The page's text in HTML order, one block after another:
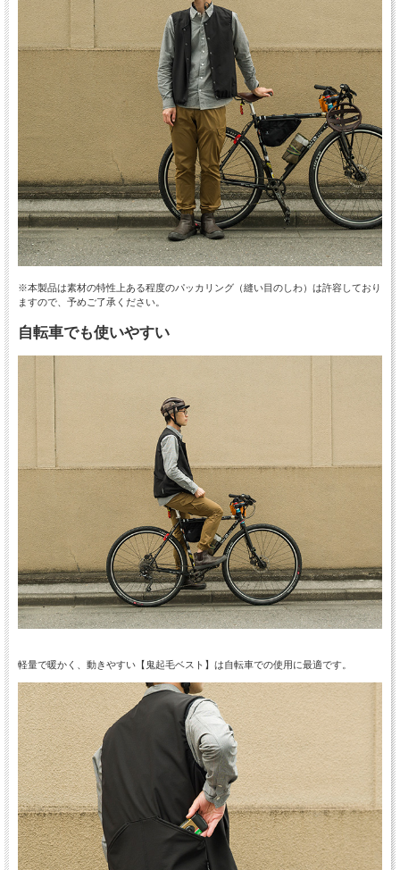
※本製品は素材の特性上ある程度のパッカリング（縫い目のしわ）は許容しており
ますので、予めご了承ください。
自転車でも使いやすい
軽量で暖かく、動きやすい【鬼起毛ベスト】は自転車での使用に最適です。